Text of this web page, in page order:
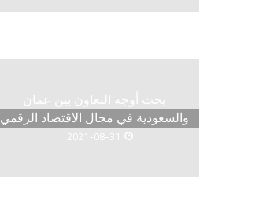
بحث أوجه التعاون بين عمان
والسعودية في مجال الاقتصاد الرقمي
2021-08-31